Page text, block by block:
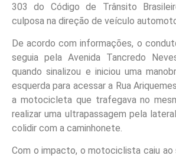
303 do Código de Trânsito
culposa na direção de veículo
De acordo com informações, o
seguia pela Avenida Tancredo
quando sinalizou e iniciou uma
esquerda para acessar a Rua
a motocicleta que trafegava no
realizar uma ultrapassagem pela
colidir com a caminhonete.
Com o impacto, o motociclista caiu ao